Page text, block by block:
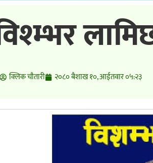
क्लिक चाैतारी २०८० बैशाख १०, आईतवार ०५:२३